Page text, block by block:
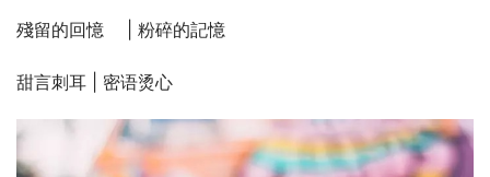
殘留的回憶ゞ | 粉碎的記憶ゞ
甜言刺耳 | 密语烫心